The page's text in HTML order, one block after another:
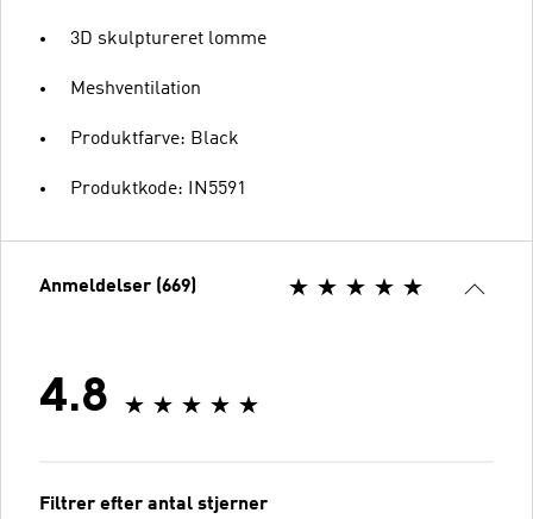
3D skulptureret lomme
Meshventilation
Produktfarve: Black
Produktkode: IN5591
Anmeldelser (669)
4.8
Filtrer efter antal stjerner